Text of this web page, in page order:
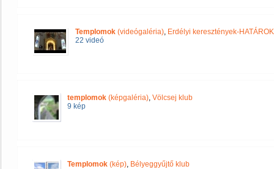
Templomok (videógaléria), Erdélyi keresztények-
22 videó
templomok (képgaléria), Völcsej klub
9 kép
Templomok (kép), Bélyeggyűjtő klub